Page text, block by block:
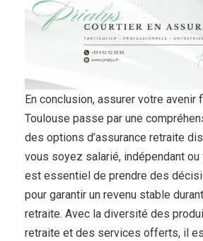
En conclusion, assurer votre avenir
Toulouse passe par une
des options d’assurance retraite
vous soyez salarié, indépendant ou
est essentiel de prendre des
pour garantir un revenu stable
retraite. Avec la diversité des
retraite et des services offerts, il